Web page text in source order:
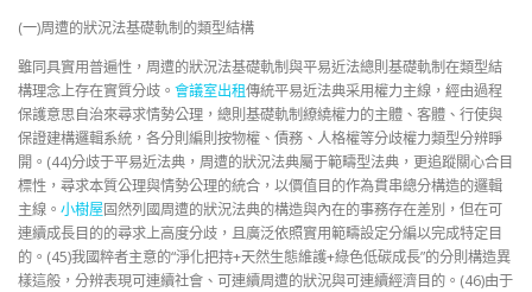
(一)周遭的狀況法基礎軌制的類型結構
雖同具實用普遍性，周遭的狀況法基礎軌制與平易近法總則基礎軌制在類型結
構理念上存在實質分歧。 會議室出租傳統平易近法典采用權力主線，經由過程
保護意思自治來尋求情勢公理，總則基礎軌制繚繞權力的主體、客體、行使與
保證建構邏輯系統，各分則編則按物權、債務、人格權等分歧權力類型分辨睜
開。(44)分歧于平易近法典，周遭的狀況法典屬于範疇型法典，更追蹤關心合目
標性，尋求本質公理與情勢公理的統合，以價值目的作為貫串總分構造的邏輯
主線。 小樹屋固然列國周遭的狀況法典的構造與內在的事務存在差別，但在可
連續成長目的的尋求上高度分歧，且廣泛依照實用範疇設定分編以完成特定目
的。(45)我國粹者主意的“淨化把持+天然生態維護+綠色低碳成長”的分則構造異
樣這般，分辨表現可連續社會、可連續周遭的狀況與可連續經濟目的。(46)由于